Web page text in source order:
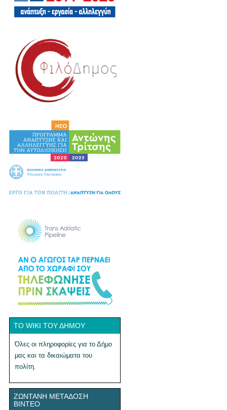
ΤΟ WIKI ΤΟΥ ΔΉΜΟΥ
Όλες οι πληροφορίες για το Δήμο
μας και τα δικαιώματα του
πολίτη.
ΖΩΝΤΑΝΉ ΜΕΤΆΔΟΣΗ
ΒΊΝΤΕΟ